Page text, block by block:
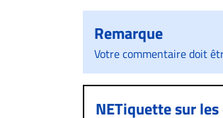
Remarque
Votre commentaire doit
NETiquette sur